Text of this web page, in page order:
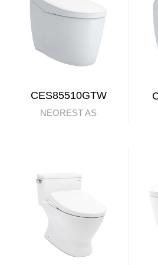
CES85510GTW
NEOREST AS